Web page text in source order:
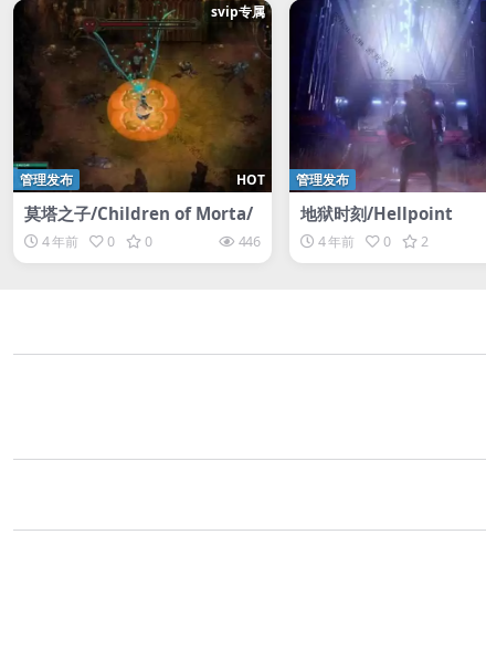
svip专属
HOT
管理发布
莫塔之子/Children of Morta/
4 年前 0 0 446
管理发布
地狱时刻/Hellpoint
4 年前 0 2